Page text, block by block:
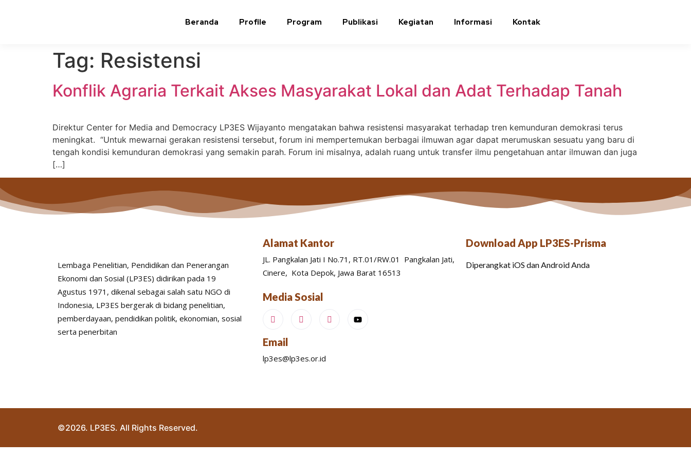
Beranda Profile Program Publikasi Kegiatan Informasi Kontak
Tag: Resistensi
Konflik Agraria Terkait Akses Masyarakat Lokal dan Adat Terhadap Tanah
Direktur Center for Media and Democracy LP3ES Wijayanto mengatakan bahwa resistensi masyarakat terhadap tren kemunduran demokrasi terus
meningkat. “Untuk mewarnai gerakan resistensi tersebut, forum ini mempertemukan berbagai ilmuwan agar dapat merumuskan sesuatu yang baru di
tengah kondisi kemunduran demokrasi yang semakin parah. Forum ini misalnya, adalah ruang untuk transfer ilmu pengetahuan antar ilmuwan dan juga
[…]
Lembaga Penelitian, Pendidikan dan Penerangan
Ekonomi dan Sosial (LP3ES) didirikan pada 19
Agustus 1971, dikenal sebagai salah satu NGO di
Indonesia, LP3ES bergerak di bidang penelitian,
pemberdayaan, pendidikan politik, ekonomian, sosial
serta penerbitan
Alamat Kantor
JL. Pangkalan Jati I No.71, RT.01/RW.01 Pangkalan Jati,
Cinere, Kota Depok, Jawa Barat 16513
Media Sosial
Email
lp3es@lp3es.or.id
Download App LP3ES-Prisma
Diperangkat iOS dan Android Anda
©2026. LP3ES. All Rights Reserved.